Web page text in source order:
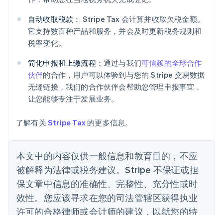
自动收取税款： Stripe Tax 会计算并收取欠税金额。
它支持数百种产品和服务，并会及时更新税务规则和
税率变化。
简化申报和上缴流程： 通过与我们可信赖的全球合作
伙伴的合作，用户可以体验到与您的 Stripe 交易数据
无缝链接，我们的合作伙伴会帮助您管理申报事宜，
让您能够专注于发展业务。
了解有关 Stripe Tax 的更多信息。
本文中的内容仅供一般信息和教育目的，不应
被解释为法律或税务建议。Stripe 不保证或担
保文章中信息的准确性、完整性、充分性或时
效性。您应该寻求在您的司法管辖区获得执业
许可的合格律师或会计师的建议，以就您的特
English
DeutschEnglish
法国
FrançaisEnglish
EnglishSvenska
荷兰
Nederlands English
加拿大
English
拉脱维亚
English
立陶宛
English
列支敦士登